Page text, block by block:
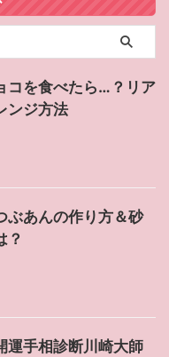
コを食べたら…？リア
ンジ方法
ぶあんの作り方＆砂
？
運手相診断川崎大師